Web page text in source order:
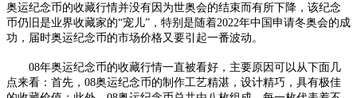
奥运纪念币的收藏行情并没有因为世奥会的结束而有所下降，该纪念
币仍旧是业界收藏家的“宠儿”，特别是随着2022年中国申请冬奥会的成
功，届时奥运纪念币的市场价格又要引起一番波动。
08年奥运纪念币的收藏行情一直被看好，主要原因可以从下面几
点来看：首先，08奥运纪念币的制作工艺精湛，设计精巧，具有极佳